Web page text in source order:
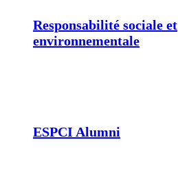
Responsabilité sociale et
environnementale
ESPCI Alumni